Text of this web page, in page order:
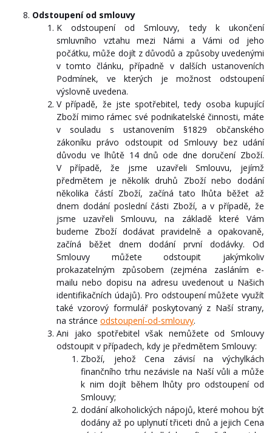
Odstoupení od smlouvy
K odstoupení od Smlouvy, tedy k ukončení
smluvního vztahu mezi Námi a Vámi od jeho
počátku, může dojít z důvodů a způsoby uvedenými
v tomto článku, případně v dalších ustanoveních
Podmínek, ve kterých je možnost odstoupení
výslovně uvedena.
V případě, že jste spotřebitel, tedy osoba kupující
Zboží mimo rámec své podnikatelské činnosti, máte
v souladu s ustanovením §1829 občanského
zákoníku právo odstoupit od Smlouvy bez udání
důvodu ve lhůtě 14 dnů ode dne doručení Zboží.
V případě, že jsme uzavřeli Smlouvu, jejímž
předmětem je několik druhů Zboží nebo dodání
několika částí Zboží, začíná tato lhůta běžet až
dnem dodání poslední části Zboží, a v případě, že
jsme uzavřeli Smlouvu, na základě které Vám
budeme Zboží dodávat pravidelně a opakovaně,
začíná běžet dnem dodání první dodávky. Od
Smlouvy můžete odstoupit jakýmkoliv
prokazatelným způsobem (zejména zasláním e-
mailu nebo dopisu na adresu uvedenout u Našich
identifikačních údajů). Pro odstoupení můžete využít
také vzorový formulář poskytovaný z Naší strany,
na stránceodstoupení-od-smlouvy.
Ani jako spotřebitel však nemůžete od Smlouvy
odstoupit v případech, kdy je předmětem Smlouvy:
Zboží, jehož Cena závisí na výchylkách
finančního trhu nezávisle na Naší vůli a může
k nim dojít během lhůty pro odstoupení od
Smlouvy;
dodání alkoholických nápojů, které mohou být
dodány až po uplynutí třiceti dnů a jejich Cena